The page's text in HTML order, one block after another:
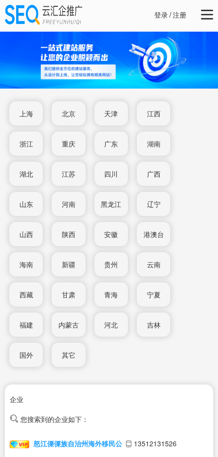
登录/注册
上海 北京 天津 江西
浙江 重庆 广东 湖南
湖北 江苏 四川 广西
山东 河南 黑龙江 辽宁
山西 陕西 安徽 港澳台
海南 新疆 贵州 云南
西藏 甘肃 青海 宁夏
福建 内蒙古 河北 吉林
国外 其它
企业
您搜索到的企业如下：
怒江傈傈族自治州海外移民公
13512131526